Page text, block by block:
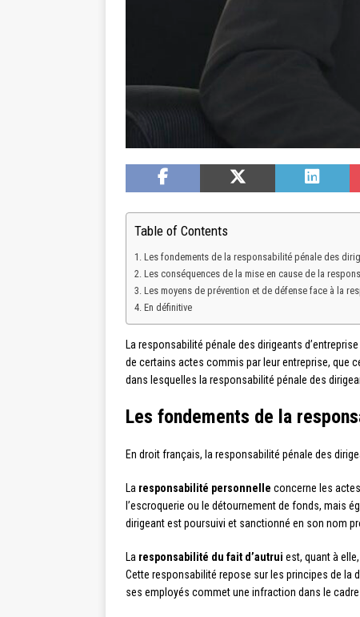
Table of Contents
Les fondements de la responsabilité pénale des
Les conséquences de la mise en cause de la
Les moyens de prévention et de défense face à la
En définitive
La responsabilité pénale des dirigeants
de certains actes commis par leur entreprise, que
dans lesquelles la responsabilité pénale des
Les fondements de la
En droit français, la responsabilité pénale des
La responsabilité personnelle concerne les
l’escroquerie ou le détournement de fonds, mais
dirigeant est poursuivi et sanctionné en son nom
La responsabilité du fait d’autrui est, quant à
Cette responsabilité repose sur les principes de la
ses employés commet une infraction dans le